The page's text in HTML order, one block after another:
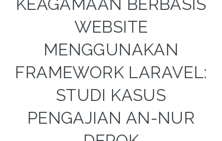
KEAGAMAAN BERBASIS
WEBSITE
MENGGUNAKAN
FRAMEWORK LARAVEL:
STUDI KASUS
PENGAJIAN AN-NUR